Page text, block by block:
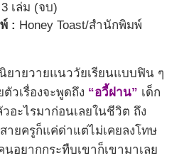
3 เล่ม (จบ)
: Honey Toast/สำนักพิมพ์
ยายวายแนววัยเรียนแบบฟิน ๆ
วเรื่องจะพูดถึง “อวี้ฝาน” เด็ก
อะไรมาก่อนเลยในชีวิต ถึง
ายครูก็แค่ด่าแต่ไม่เคยลงโทษ
นอยากกระทืบเขาก็เขามาเลย